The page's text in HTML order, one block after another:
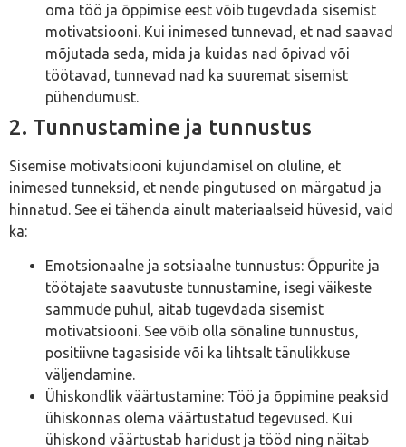
oma töö ja õppimise eest võib tugevdada sisemist
motivatsiooni. Kui inimesed tunnevad, et nad saavad
mõjutada seda, mida ja kuidas nad õpivad või
töötavad, tunnevad nad ka suuremat sisemist
pühendumust.
2. Tunnustamine ja tunnustus
Sisemise motivatsiooni kujundamisel on oluline, et
inimesed tunneksid, et nende pingutused on märgatud ja
hinnatud. See ei tähenda ainult materiaalseid hüvesid, vaid
ka:
Emotsionaalne ja sotsiaalne tunnustus: Õppurite ja
töötajate saavutuste tunnustamine, isegi väikeste
sammude puhul, aitab tugevdada sisemist
motivatsiooni. See võib olla sõnaline tunnustus,
positiivne tagasiside või ka lihtsalt tänulikkuse
väljendamine.
Ühiskondlik väärtustamine: Töö ja õppimine peaksid
ühiskonnas olema väärtustatud tegevused. Kui
ühiskond väärtustab haridust ja tööd ning näitab